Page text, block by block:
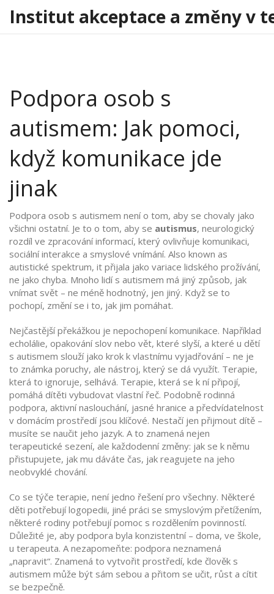
Institut akceptace a změny v
Podpora osob s
autismem: Jak pomoci,
když komunikace jde
jinak
Podpora osob s autismem není o tom, aby se chovaly jako
všichni ostatní. Je to o tom, aby se autismus, neurologický
rozdíl ve zpracování informací, který ovlivňuje komunikaci,
sociální interakce a smyslové vnímání. Also known as
autistické spektrum, it přijala jako variace lidského prožívání,
ne jako chyba. Mnoho lidí s autismem má jiný způsob, jak
vnímat svět – ne méně hodnotný, jen jiný. Když se to
pochopí, změní se i to, jak jim pomáhat.
Nejčastější překážkou je nepochopení komunikace. Například
echolálie, opakování slov nebo vět, které slyší, a které u dětí
s autismem slouží jako krok k vlastnímu vyjadřování– ne je
to známka poruchy, ale nástroj, který se dá využít. Terapie,
která to ignoruje, selhává. Terapie, která se k ní připojí,
pomáhá dítěti vybudovat vlastní řeč. Podobně rodinná
podpora, aktivní naslouchání, jasné hranice a předvídatelnost
v domácím prostředíjsou klíčové. Nestačí jen přijmout dítě –
musíte se naučit jeho jazyk. A to znamená nejen
terapeutické sezení, ale každodenní změny: jak se k němu
přistupujete, jak mu dáváte čas, jak reagujete na jeho
neobvyklé chování.
Co se týče terapie, není jedno řešení pro všechny. Některé
děti potřebují logopedii, jiné práci se smyslovým přetížením,
některé rodiny potřebují pomoc s rozdělením povinností.
Důležité je, aby podpora byla konzistentní – doma, ve škole,
u terapeuta. A nezapomeňte: podpora neznamená
„napravit“. Znamená to vytvořit prostředí, kde člověk s
autismem může být sám sebou a přitom se učit, růst a cítit
se bezpečně.